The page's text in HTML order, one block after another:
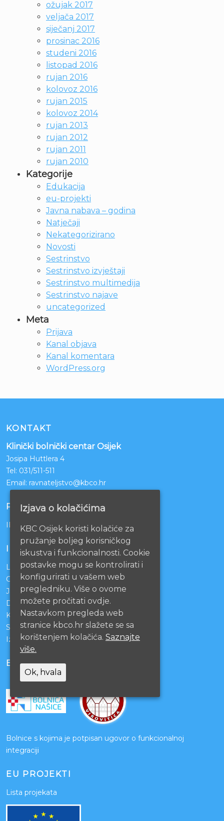
ožujak 2017
veljača 2017
siječanj 2017
prosinac 2016
studeni 2016
listopad 2016
rujan 2016
kolovoz 2016
rujan 2015
kolovoz 2014
rujan 2013
rujan 2012
rujan 2011
rujan 2010
Kategorije
Edukacija
eu-projekti
Javna nabava – godina
Natječaji
Nekategorizirano
Novosti
Sestrinstvo
Sestrinstvo izvještaji
Sestrinstvo multimedija
Sestrinstvo najave
uncategorized
Meta
Prijava
Kanal objava
Kanal komentara
WordPress.org
KONTAKT
Klinički bolnički centar Osijek
Josipa Huttlera 4
Tel: 031/511-511
Email: ravnateljstvo@kbco.hr
POSLOVNI RAČUNI
IBAN: HR1210010051863000160
INFORMACIJE
Lista čekanja
Centralno naručivanje pacijenata
Javna nabava
Darivanje krvi
KBCO Webmail
Sestrinstvo KBC Osijek
Izjava o pristupačnosti mrežnih stranica
BOLNICE PARTNERI
Bolnice s kojima je potpisan ugovor o funkcionalnoj
integraciji
EU PROJEKTI
Lista projekata
Izjava o kolačićima
KBC Osijek koristi kolačiće za
pružanje boljeg korisničkog
iskustva i funkcionalnosti. Cookie
postavke mogu se kontrolirati i
konfigurirati u vašem web
pregledniku. Više o ovome
možete pročitati ovdje.
Nastavkom pregleda web
stranice kbco.hr slažete se sa
korištenjem kolačića. Saznajte
više.
Ok, hvala